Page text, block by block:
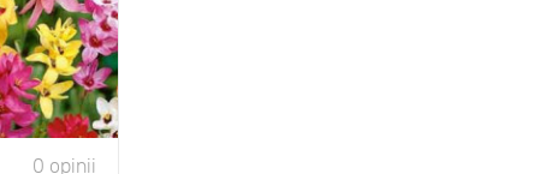
0 opinii
półcień
- 20°С